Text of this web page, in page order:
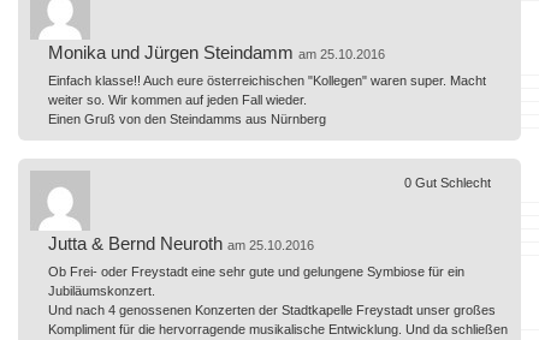
Monika und Jürgen Steindamm am 25.10.2016
Einfach klasse!! Auch eure österreichischen "Kollegen" waren super. Macht
weiter so. Wir kommen auf jeden Fall wieder.
Einen Gruß von den Steindamms aus Nürnberg
Jutta & Bernd Neuroth am 25.10.2016
Ob Frei- oder Freystadt eine sehr gute und gelungene Symbiose für ein
Jubiläumskonzert.
Und nach 4 genossenen Konzerten der Stadtkapelle Freystadt unser großes
Kompliment für die hervorragende musikalische Entwicklung. Und da schließen
0 Gut Schlecht